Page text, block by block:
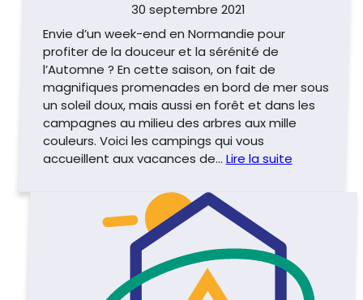
30 septembre 2021
Envie d’un week-end en Normandie pour
profiter de la douceur et la sérénité de
l’Automne ? En cette saison, on fait de
magnifiques promenades en bord de mer sous
un soleil doux, mais aussi en forêt et dans les
campagnes au milieu des arbres aux mille
couleurs. Voici les campings qui vous
accueillent aux vacances de… Lire la suite